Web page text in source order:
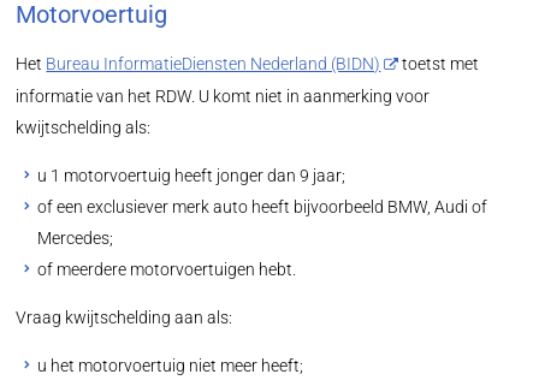
Motorvoertuig
Het Bureau InformatieDiensten Nederland (BIDN)
toetst met
informatie van het RDW. U komt niet in aanmerking voor
kwijtschelding als:
u 1 motorvoertuig heeft jonger dan 9 jaar;
of een exclusiever merk auto heeft bijvoorbeeld BMW, Audi of
Mercedes;
of meerdere motorvoertuigen hebt.
Vraag kwijtschelding aan als:
u het motorvoertuig niet meer heeft;